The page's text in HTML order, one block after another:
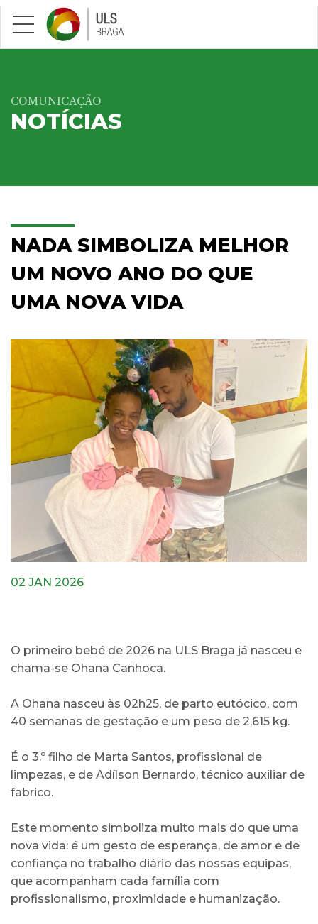
Saltar para conteúdo principal
COMUNICAÇÃO
NOTÍCIAS
NADA SIMBOLIZA MELHOR
UM NOVO ANO DO QUE
UMA NOVA VIDA
02 JAN 2026
O primeiro bebé de 2026 na ULS Braga já nasceu e
chama-se Ohana Canhoca.
A Ohana nasceu às 02h25, de parto eutócico, com
40 semanas de gestação e um peso de 2,615 kg.
É o 3.º filho de Marta Santos, profissional de
limpezas, e de Adílson Bernardo, técnico auxiliar de
fabrico.
Este momento simboliza muito mais do que uma
nova vida: é um gesto de esperança, de amor e de
confiança no trabalho diário das nossas equipas,
que acompanham cada família com
profissionalismo, proximidade e humanização.